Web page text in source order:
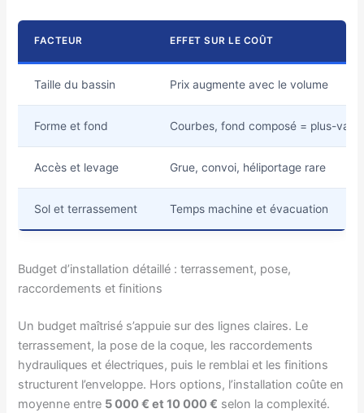
FACTEUR EFFET SUR LE COÛT
Taille du bassin Prix augmente avec le volume
Forme et fond Courbes, fond composé = plus-
Accès et levage Grue, convoi, héliportage rare
Sol et terrassement Temps machine et évacuation
Budget d’installation détaillé : terrassement, pose,
raccordements et finitions
Un budget maîtrisé s’appuie sur des lignes claires. Le
terrassement, la pose de la coque, les raccordements
hydrauliques et électriques, puis le remblai et les finitions
structurent l’enveloppe. Hors options, l’installation coûte en
moyenne entre 5 000 € et 10 000 € selon la complexité.